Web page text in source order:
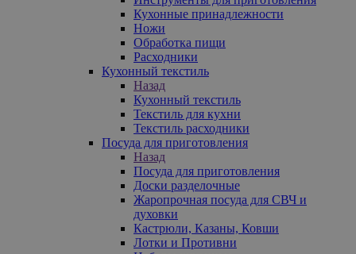
Кухонные принадлежности
Ножи
Обработка пищи
Расходники
Кухонный текстиль
Назад
Кухонный текстиль
Текстиль для кухни
Текстиль расходники
Посуда для приготовления
Назад
Посуда для приготовления
Доски разделочные
Жаропрочная посуда для СВЧ и
духовки
Кастрюли, Казаны, Ковши
Лотки и Противни